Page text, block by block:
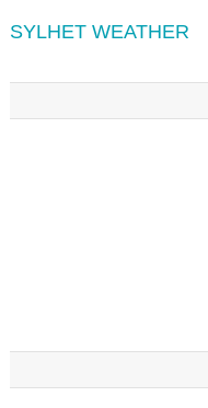
SYLHET WEATHER